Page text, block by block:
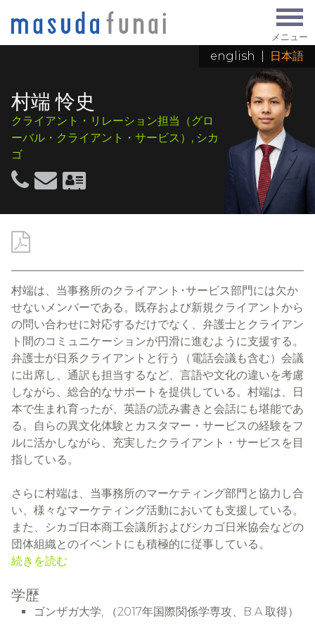
メニュー
english 日本語
村端 怜史
クライアント・リレーション担当（グロ
ーバル・クライアント・サービス）, シカ
ゴ
村端は、当事務所のクライアント･サービス部門には欠か
せないメンバーである。既存および新規クライアントから
の問い合わせに対応するだけでなく、弁護士とクライアン
ト間のコミュニケーションが円滑に進むように支援する。
弁護士が日系クライアントと行う（電話会議も含む）会議
に出席し、通訳も担当するなど、言語や文化の違いを考慮
しながら、総合的なサポートを提供している。村端は、日
本で生まれ育ったが、英語の読み書きと会話にも堪能であ
る。自らの異文化体験とカスタマー・サービスの経験をフ
ルに活かしながら、充実したクライアント・サービスを目
指している。
さらに村端は、当事務所のマーケティング部門と協力し合
い、様々なマーケティング活動においても支援している。
また、シカゴ日本商工会議所およびシカゴ日米協会などの
団体組織とのイベントにも積極的に従事している。
続きを読む
学歴
ゴンザガ大学, （2017年国際関係学専攻、B.A.取得）